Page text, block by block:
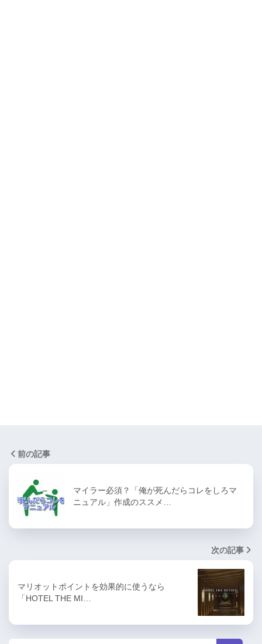
前の記事
マイラー必須？「俺が死んだらコレをしろマ
ニュアル」作成のススメ…
次の記事
マリオットポイントを効果的に使うなら
「HOTEL THE MI…